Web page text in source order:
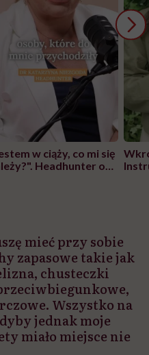
w ciąży, co mi się
Headhunter o
mieć przy sobie
zapasowe takie jak
chusteczki
Wszystko na
jednak moje
miało miejsce nie